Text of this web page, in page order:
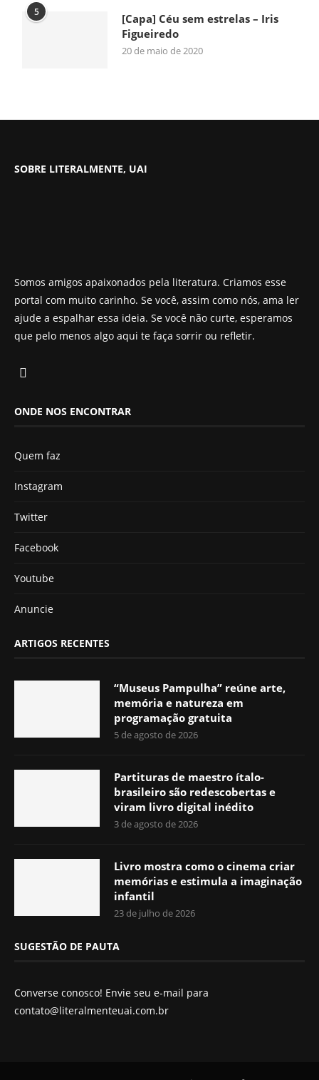
5
[Capa] Céu sem estrelas – Iris
Figueiredo
20 de maio de 2020
SOBRE LITERALMENTE, UAI
Somos amigos apaixonados pela literatura. Criamos esse
portal com muito carinho. Se você, assim como nós, ama ler
ajude a espalhar essa ideia. Se você não curte, esperamos
que pelo menos algo aqui te faça sorrir ou refletir.
ONDE NOS ENCONTRAR
Quem faz
Instagram
Twitter
Facebook
Youtube
Anuncie
ARTIGOS RECENTES
“Museus Pampulha” reúne arte,
memória e natureza em
programação gratuita
5 de agosto de 2026
Partituras de maestro ítalo-
brasileiro são redescobertas e
viram livro digital inédito
3 de agosto de 2026
Livro mostra como o cinema criar
memórias e estimula a imaginação
infantil
23 de julho de 2026
SUGESTÃO DE PAUTA
Converse conosco! Envie seu e-mail para
contato@literalmenteuai.com.br